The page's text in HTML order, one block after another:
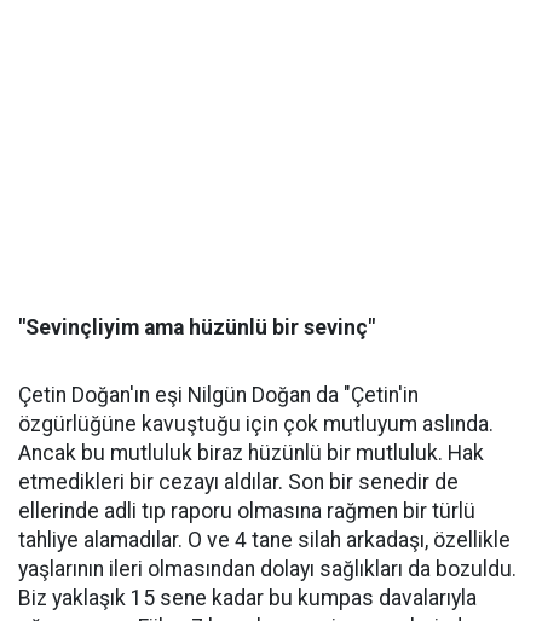
"Sevinçliyim ama hüzünlü bir sevinç"
Çetin Doğan'ın eşi Nilgün Doğan da "Çetin'in
özgürlüğüne kavuştuğu için çok mutluyum aslında.
Ancak bu mutluluk biraz hüzünlü bir mutluluk. Hak
etmedikleri bir cezayı aldılar. Son bir senedir de
ellerinde adli tıp raporu olmasına rağmen bir türlü
tahliye alamadılar. O ve 4 tane silah arkadaşı, özellikle
yaşlarının ileri olmasından dolayı sağlıkları da bozuldu.
Biz yaklaşık 15 sene kadar bu kumpas davalarıyla